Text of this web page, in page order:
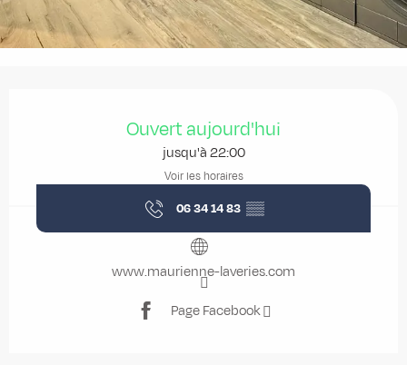
Ouvert aujourd'hui
jusqu'à 22:00
Voir les horaires
06 34 14 83 ▒▒
www.maurienne-laveries.com
Page Facebook